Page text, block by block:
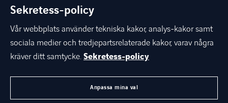
VÅR EXPERTIS
BRANSCHER
KUNSKAPSBANK & EVENTS
KARRIÄR
KONTAKTA OSS
AXIANS GLOBAL
Sekretess-policy
Vår webbplats använder tekniska kakor, analys-kakor samt
sociala medier och tredjepartsrelaterade kakor, varav några
kräver ditt samtycke.Sekretess-policy
Anpassa mina val